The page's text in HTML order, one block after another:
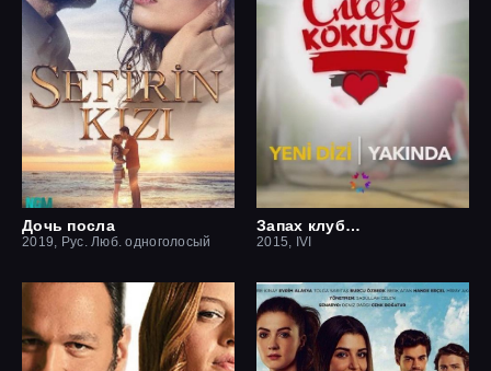
Дочь посла
2019, Рус. Люб. одноголосый
Запах клубники
2015, IVI